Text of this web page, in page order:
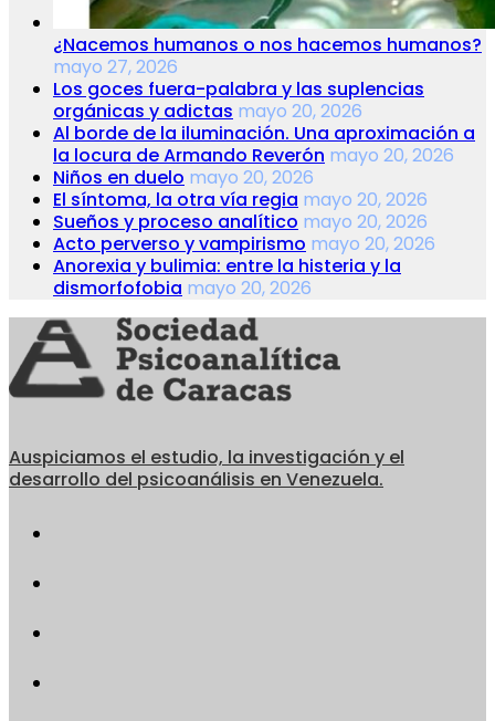
¿Nacemos humanos o nos hacemos humanos?
mayo 27, 2026
Los goces fuera-palabra y las suplencias
orgánicas y adictas mayo 20, 2026
Al borde de la iluminación. Una aproximación a
la locura de Armando Reverón mayo 20, 2026
Niños en duelo mayo 20, 2026
El síntoma, la otra vía regia mayo 20, 2026
Sueños y proceso analítico mayo 20, 2026
Acto perverso y vampirismo mayo 20, 2026
Anorexia y bulimia: entre la histeria y la
dismorfofobia mayo 20, 2026
Auspiciamos el estudio, la investigación y el
desarrollo del psicoanálisis en Venezuela.